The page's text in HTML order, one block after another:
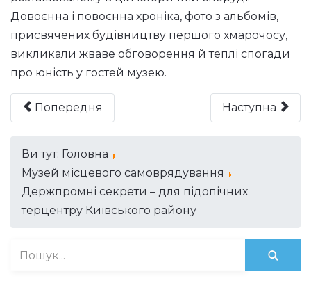
Довоєнна і повоєнна хроніка, фото з альбомів,
присвячених будівництву першого хмарочосу,
викликали жваве обговорення й теплі спогади
про юність у гостей музею.
Попередня Наступна
Ви тут: Головна
Музей місцевого самоврядування
Держпромні секрети – для підопічних
терцентру Київського району